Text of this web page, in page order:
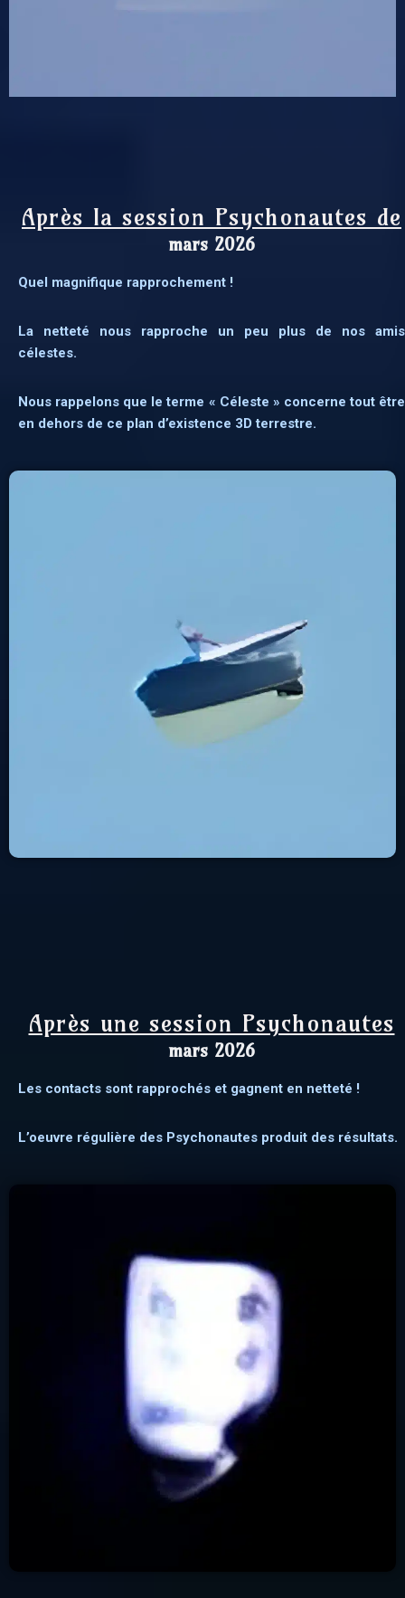
Après la session Psychonautes de
mars 2026
Quel magnifique rapprochement !
La netteté nous rapproche un peu plus de nos amis
célestes.
Nous rappelons que le terme « Céleste » concerne tout être
en dehors de ce plan d’existence 3D terrestre.
Après une session Psychonautes
mars 2026
Les contacts sont rapprochés et gagnent en netteté !
L’oeuvre régulière des Psychonautes produit des résultats.